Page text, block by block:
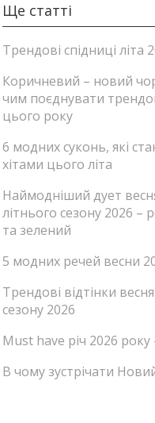
Ще статті
Трендові спідниці літа
Коричневий – новий
чим поєднувати
цього року
6 модних суконь, які
хітами цього літа
Наймодніший дует
літнього сезону 2026 –
та зелений
5 модних речей весни
Трендові відтінки
сезону 2026
Must have річ 2026 року
В чому зустрічати